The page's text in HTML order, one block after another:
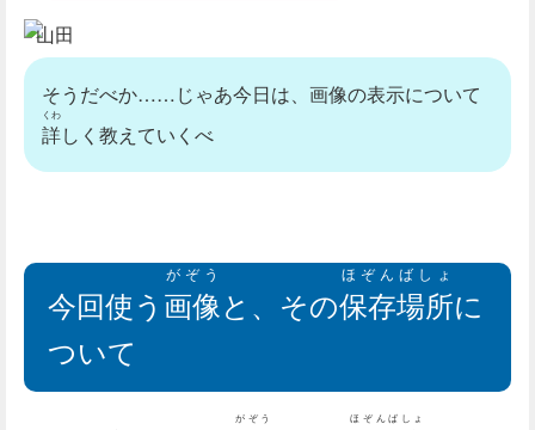
山田
そうだべか……じゃあ今日は、画像の表示について
詳
くわ
しく教えていくべ
今回使う 画像
がぞう
と、その保存場所
ほぞんばしょ
に
ついて
がぞう ほぞんばしょ